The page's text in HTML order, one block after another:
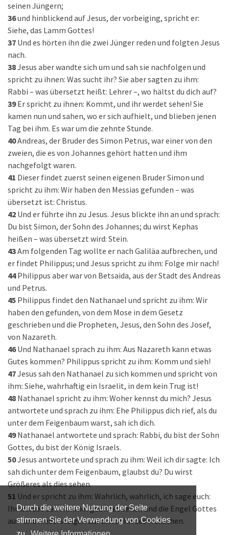
Durch die weitere Nutzung der Seite
stimmen Sie der Verwendung von Cookies
seinen Jüngern;
36und hinblickend auf Jesus, der vorbeiging, spricht er:
Siehe, das Lamm Gottes!
37 Und es hörten ihn die zwei Jünger reden und folgten Jesus
nach.
38Jesus aber wandte sich um und sah sie nachfolgen und
spricht zu ihnen: Was sucht ihr? Sie aber sagten zu ihm:
Rabbi – was übersetzt heißt: Lehrer –, wo hältst du dich auf?
39 Er spricht zu ihnen: Kommt, und ihr werdet sehen! Sie
kamen nun und sahen, wo er sich aufhielt, und blieben jenen
Tag bei ihm. Es war um die zehnte Stunde.
40Andreas, der Bruder des Simon Petrus, war einer von den
zweien, die es von Johannes gehört hatten und ihm
nachgefolgt waren.
41 Dieser findet zuerst seinen eigenen Bruder Simon und
spricht zu ihm: Wir haben den Messias gefunden – was
übersetzt ist: Christus.
42 Und er führte ihn zu Jesus. Jesus blickte ihn an und sprach:
Du bist Simon, der Sohn des Johannes; du wirst Kephas
heißen – was übersetzt wird: Stein.
43Am folgenden Tag wollte er nach Galiläa aufbrechen, und
er findet Philippus; und Jesus spricht zu ihm: Folge mir nach!
44 Philippus aber war von Betsaida, aus der Stadt des Andreas
und Petrus.
45 Philippus findet den Nathanael und spricht zu ihm: Wir
haben den gefunden, von dem Mose in dem Gesetz
geschrieben und die Propheten, Jesus, den Sohn des Josef,
von Nazareth.
46 Und Nathanael sprach zu ihm: Aus Nazareth kann etwas
Gutes kommen? Philippus spricht zu ihm: Komm und sieh!
47Jesus sah den Nathanael zu sich kommen und spricht von
ihm: Siehe, wahrhaftig ein Israelit, in dem kein Trug ist!
48 Nathanael spricht zu ihm: Woher kennst du mich? Jesus
antwortete und sprach zu ihm: Ehe Philippus dich rief, als du
unter dem Feigenbaum warst, sah ich dich.
49 Nathanael antwortete und sprach: Rabbi, du bist der Sohn
Gottes, du bist der König Israels.
50Jesus antwortete und sprach zu ihm: Weil ich dir sagte: Ich
sah dich unter dem Feigenbaum, glaubst du? Du wirst
Größeres als dies sehen.
51 Und er spricht zu ihm: Wahrlich, wahrlich, ich sage euch:
Ihr werdet den Himmel geöffnet sehen und die Engel Gottes
auf- und niedersteigen auf den Sohn des Menschen.